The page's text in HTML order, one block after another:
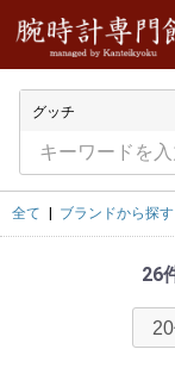
全て ブランドから探す
26